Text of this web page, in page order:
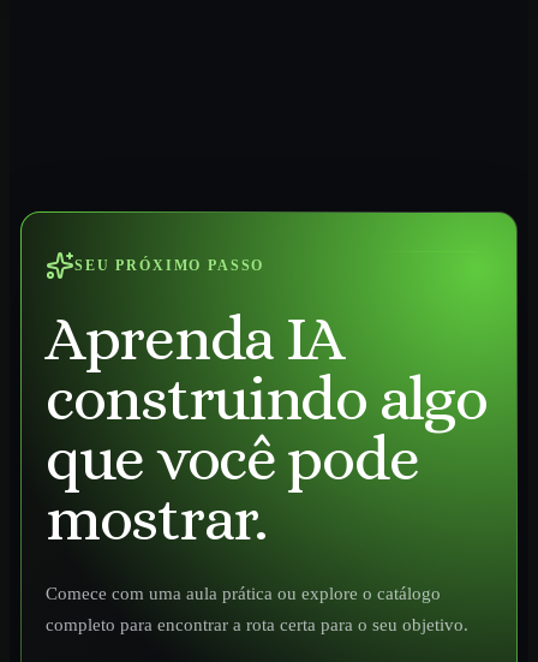
SEU PRÓXIMO PASSO
Aprenda IA
construindo algo
que você pode
mostrar.
Comece com uma aula prática ou explore o catálogo
completo para encontrar a rota certa para o seu objetivo.